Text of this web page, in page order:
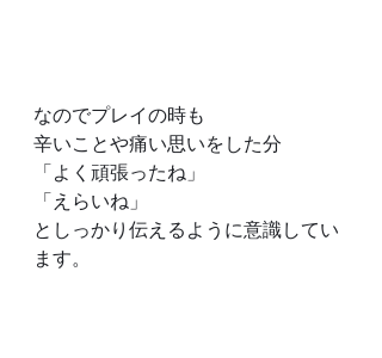
なのでプレイの時も
辛いことや痛い思いをした分
「よく頑張ったね」
「えらいね」
としっかり伝えるように意識してい
ます。